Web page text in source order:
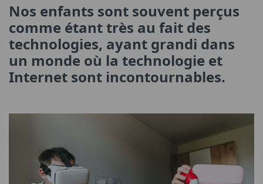
Nos enfants sont souvent perçus
comme étant très au fait des
technologies, ayant grandi dans
un monde où la technologie et
Internet sont incontournables.